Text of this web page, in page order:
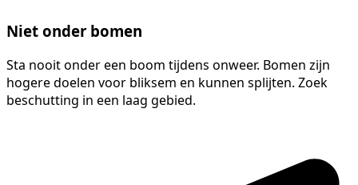
Niet onder bomen
Sta nooit onder een boom tijdens onweer. Bomen zijn
hogere doelen voor bliksem en kunnen splijten. Zoek
beschutting in een laag gebied.